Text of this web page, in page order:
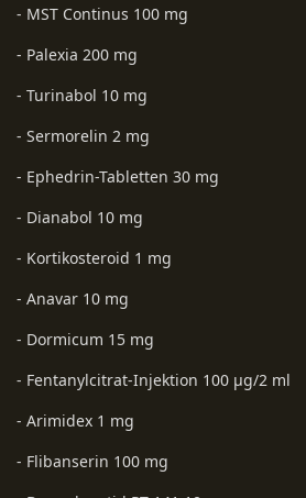
- MST Continus 100 mg
- Palexia 200 mg
- Turinabol 10 mg
- Sermorelin 2 mg
- Ephedrin-Tabletten 30 mg
- Dianabol 10 mg
- Kortikosteroid 1 mg
- Anavar 10 mg
- Dormicum 15 mg
- Fentanylcitrat-Injektion 100 µg/2 ml
- Arimidex 1 mg
- Flibanserin 100 mg